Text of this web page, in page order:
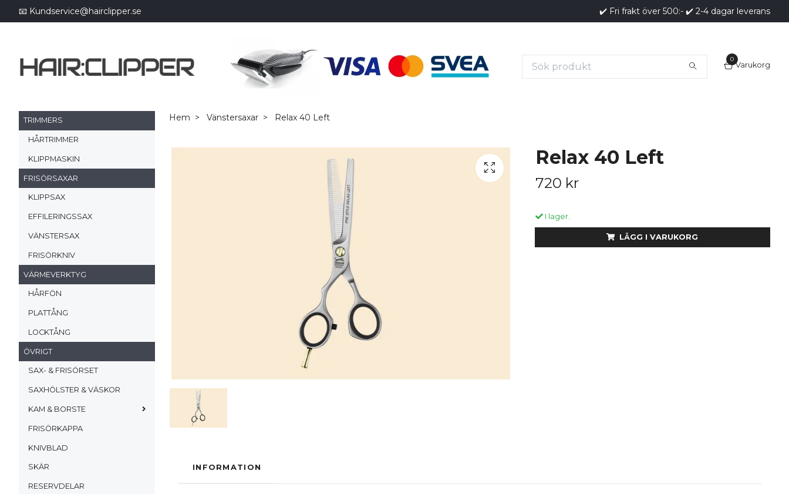
📧 Kundservice@hairclipper.se ✔️ Fri frakt över 500:- ✔️ 2-4 dagar leverans
0
Varukorg
TRIMMERS
HÅRTRIMMER
KLIPPMASKIN
FRISÖRSAXAR
KLIPPSAX
EFFILERINGSSAX
VÄNSTERSAX
FRISÖRKNIV
VÄRMEVERKTYG
HÅRFÖN
PLATTÅNG
LOCKTÅNG
ÖVRIGT
SAX- & FRISÖRSET
SAXHÖLSTER & VÄSKOR
KAM & BORSTE
FRISÖRKAPPA
KNIVBLAD
SKÄR
RESERVDELAR
Hem Vänstersaxar Relax 40 Left
Relax 40 Left
720 kr
I lager.
LÄGG I VARUKORG
INFORMATION